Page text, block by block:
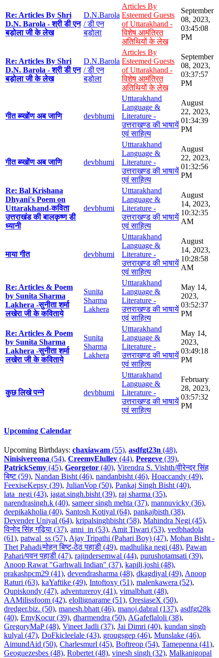
Re: Articles By Shri
D.N. Barola - श्री डी एन
बड़ोला जी के लेख
D.N.Barola
/ डी एन
बड़ोला
Articles By
Esteemed Guests
of Uttarakhand -
विशेष आमंत्रित
अतिथियों के लेख
September
08, 2023,
03:45:08
PM
Re: Articles By Shri
D.N. Barola - श्री डी एन
बड़ोला जी के लेख
D.N.Barola
/ डी एन
बड़ोला
Articles By
Esteemed Guests
of Uttarakhand -
विशेष आमंत्रित
अतिथियों के लेख
September
08, 2023,
03:37:57
PM
गीत ब्य्खोंण अब जाणि devbhumi
Utttarakhand
Language &
Literature -
उत्तराखण्ड की भाषायें
एवं साहित्य
August
22, 2023,
01:34:39
PM
गीत ब्य्खोंण अब जाणि devbhumi
Utttarakhand
Language &
Literature -
उत्तराखण्ड की भाषायें
एवं साहित्य
August
22, 2023,
01:32:56
PM
Re: Bal Krishana
Dhyani's Poem on
Uttarakhand-कविता
उत्तराखंड की बालकृष्ण डी
ध्यानी
devbhumi
Utttarakhand
Language &
Literature -
उत्तराखण्ड की भाषायें
एवं साहित्य
August
14, 2023,
10:32:35
AM
माया गीत devbhumi
Utttarakhand
Language &
Literature -
उत्तराखण्ड की भाषायें
एवं साहित्य
August
14, 2023,
10:28:58
AM
Re: Articles & Poem
by Sunita Sharma
Lakhera -सुनीता शर्मा
लखेरा जी के कविताये
Sunita
Sharma
Lakhera
Utttarakhand
Language &
Literature -
उत्तराखण्ड की भाषायें
एवं साहित्य
May 14,
2023,
03:52:37
PM
Re: Articles & Poem
by Sunita Sharma
Lakhera -सुनीता शर्मा
लखेरा जी के कविताये
Sunita
Sharma
Lakhera
Utttarakhand
Language &
Literature -
उत्तराखण्ड की भाषायें
एवं साहित्य
May 14,
2023,
03:49:18
PM
कुछ लिखे पन्ने devbhumi
Utttarakhand
Language &
Literature -
उत्तराखण्ड की भाषायें
एवं साहित्य
February
28, 2023,
03:57:32
PM
Upcoming Calendar
Upcoming Birthdays: chaxiawam (55), asdfgt23n (48),
Ninisivereona (54), CreemyElulley (44), Peegeve (39),
PatrickSemy (45), Georgetor (40), Virendra S. Vishth/वीरेन्द्र सिंह
बिष्ट (59), Nandan Bisht (46), nandanbisht (46), Hoaccandy (49),
FeexiseKepsy (39), JulianVop (50), Pankaj Singh Bisht (40),
lata_negi (43), jagat.singh.bisht (39), raj sharma (35),
narendrasingh.k (40), sameer singh mehta (37), mannuvicky (36),
deepikakholia (40), Santosh Kotiyal (64), pankajbisth (38),
Devender Uniyal (64), kripalsinghbisht (58), Mahindra Negi (45),
विनोद सिंह गढ़िया (37), anni_in (53), Amit Tiwari (53), vedbhadola
(61), patwal_ss (57), Ajay Tripathi (Pahari Boy) (47), Mohan Bisht -
Thet Pahadi/मोहन बिष्ट-ठेठ पहाडी (49), madhulika negi (48), Pawan
Pahari/पवन पहाडी (47), rajindersemwal (44), purushotamsati (39),
Anoop Rawat "Garhwali Indian" (37), kapilj.joshi (48),
prakashpcm29 (41), devendrasharma (48), dkagdiyal (49), Anoop
Raturi (63), kaYaftike (49), Intoftoxy (51), malenkawera (52),
Qupiskondy (47), adventureroy (41), vimalbhatt (48),
AAMilissfoom (42), elollignarame (51), OresiaseX (50),
dredger.biz. (50), manesh.bhatt (46), manoj.dabral (137), asdfgt28k
(40), EmyKocur (39), dharmendra (50), AGafeflaloli (38),
GregoryMaP (48), Vineet Jadli (37), Jai Dimri (40), kundan singh
kulyal (47), DoFkicleelale (43), grougsgep (46), Munslake (46),
AimundAid (50), Charlesmurl (45), Boftreop (54), Tamepenna (41),
Geoguezesbes (48), Robertet (48), vinesh singh (32), Malkanigopal